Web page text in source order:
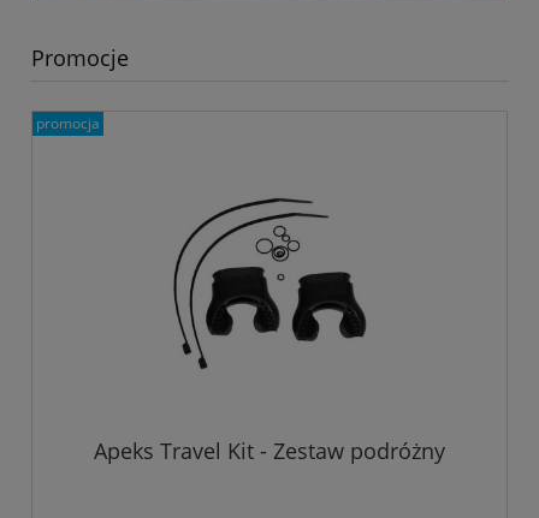
Promocje
Apeks Travel Kit - Zestaw podróżny
promocja